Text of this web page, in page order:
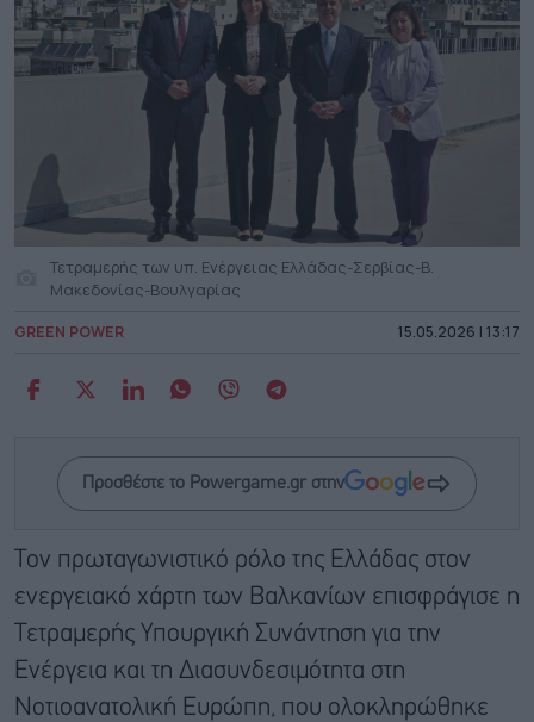
Τετραμερής των υπ. Ενέργειας Ελλάδας-Σερβίας-Β.
Μακεδονίας-Βουλγαρίας
GREEN POWER 15.05.2026 | 13:17
Προσθέστε το Powergame.gr στην
Τον πρωταγωνιστικό ρόλο της Ελλάδας στον
ενεργειακό χάρτη των Βαλκανίων επισφράγισε η
Τετραμερής Υπουργική Συνάντηση για την
Ενέργεια και τη Διασυνδεσιμότητα στη
Νοτιοανατολική Ευρώπη, που ολοκληρώθηκε